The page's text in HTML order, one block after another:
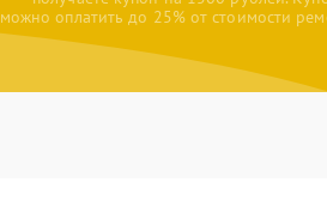
можно оплатить до 25% от стоимости